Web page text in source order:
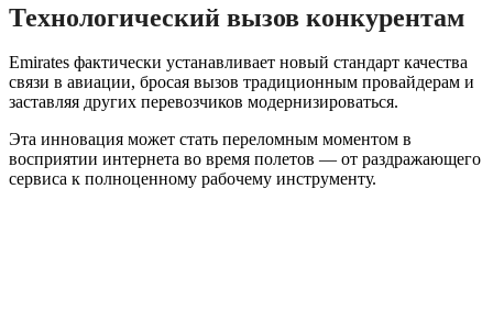
Технологический вызов конкурентам
Emirates фактически устанавливает новый стандарт качества
связи в авиации, бросая вызов традиционным провайдерам и
заставляя других перевозчиков модернизироваться.
Эта инновация может стать переломным моментом в
восприятии интернета во время полетов — от раздражающего
сервиса к полноценному рабочему инструменту.